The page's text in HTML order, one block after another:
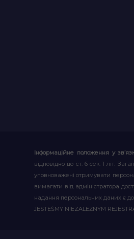
Інформаційне положення у
відповідно до ст. 6 сек. 1 літ.
уповноважені отримувати
вимагати від адміністратора
надання персональних даних є
JESTEŚMY NIEZALEŻNYM